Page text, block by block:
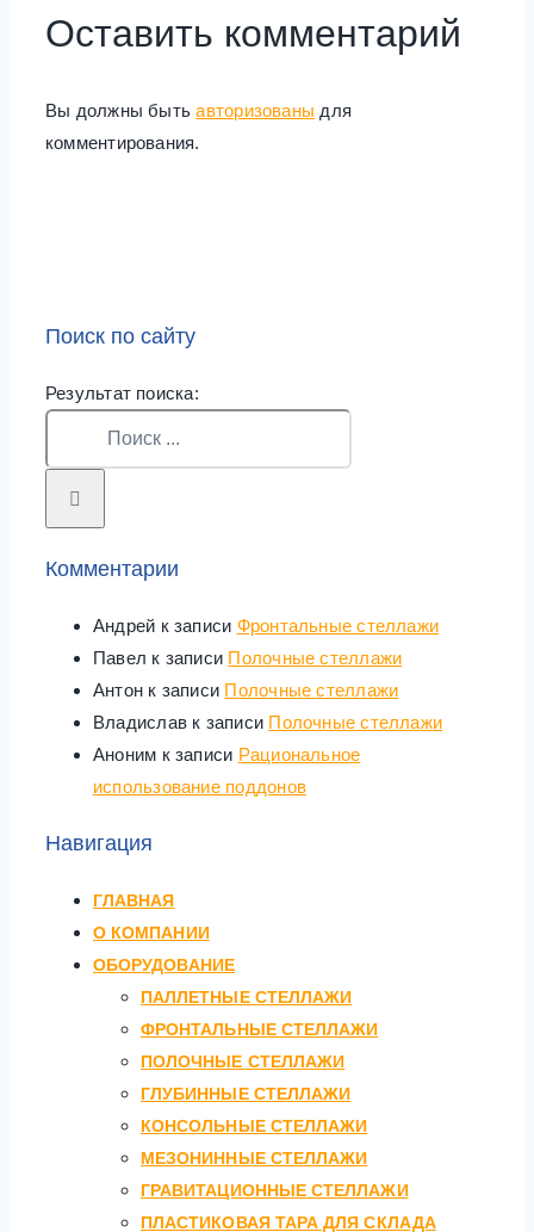
Оставить комментарий
Вы должны бытьавторизованы для
комментирования.
Поиск по сайту
Результат поиска:
Комментарии
Андрей к записи Фронтальные стеллажи
Павел к записи Полочные стеллажи
Антон к записи Полочные стеллажи
Владислав к записи Полочные стеллажи
Аноним к записи Рациональное
использование поддонов
Навигация
ГЛАВНАЯ
О КОМПАНИИ
ОБОРУДОВАНИЕ
ПАЛЛЕТНЫЕ СТЕЛЛАЖИ
ФРОНТАЛЬНЫЕ СТЕЛЛАЖИ
ПОЛОЧНЫЕ СТЕЛЛАЖИ
ГЛУБИННЫЕ СТЕЛЛАЖИ
КОНСОЛЬНЫЕ СТЕЛЛАЖИ
МЕЗОНИННЫЕ СТЕЛЛАЖИ
ГРАВИТАЦИОННЫЕ СТЕЛЛАЖИ
ПЛАСТИКОВАЯ ТАРА ДЛЯ СКЛАДА